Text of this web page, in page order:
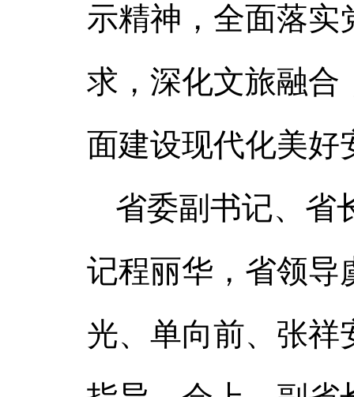
示精神，全面落实
求，深化文旅融合
面建设现代化美好
省委副书记、省
记程丽华，省领导
光、单向前、张祥